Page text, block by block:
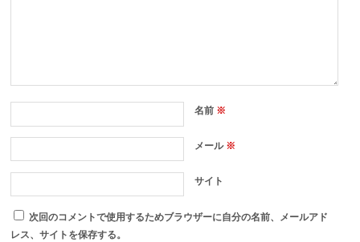
名前 ※
メール※
サイト
次回のコメントで使用するためブラウザーに自分の名前、メールアド
レス、サイトを保存する。